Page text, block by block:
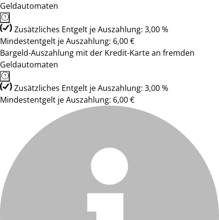
Geldautomaten
Zusätzliches Entgelt je Auszahlung: 3,00 %
Mindestentgelt je Auszahlung: 6,00 €
Bargeld-Auszahlung mit der Kredit-Karte an fremden
Geldautomaten
Zusätzliches Entgelt je Auszahlung: 3,00 %
Mindestentgelt je Auszahlung: 6,00 €